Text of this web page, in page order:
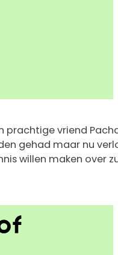
prachtige vriend
gehad maar nu
willen maken over